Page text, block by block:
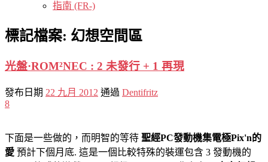
指南 (FR-)
標記檔案: 幻想空間區
光盤·ROM²NEC : 2 未發行 + 1 再現
發布日期 22 九月 2012 通過 Dentifritz
8
下面是一些做的，而明智的等待 聖經PC發動機集電極Pix'n的
愛 預計下個月底. 這是一個比較特殊的裝運包含 3 發動機的